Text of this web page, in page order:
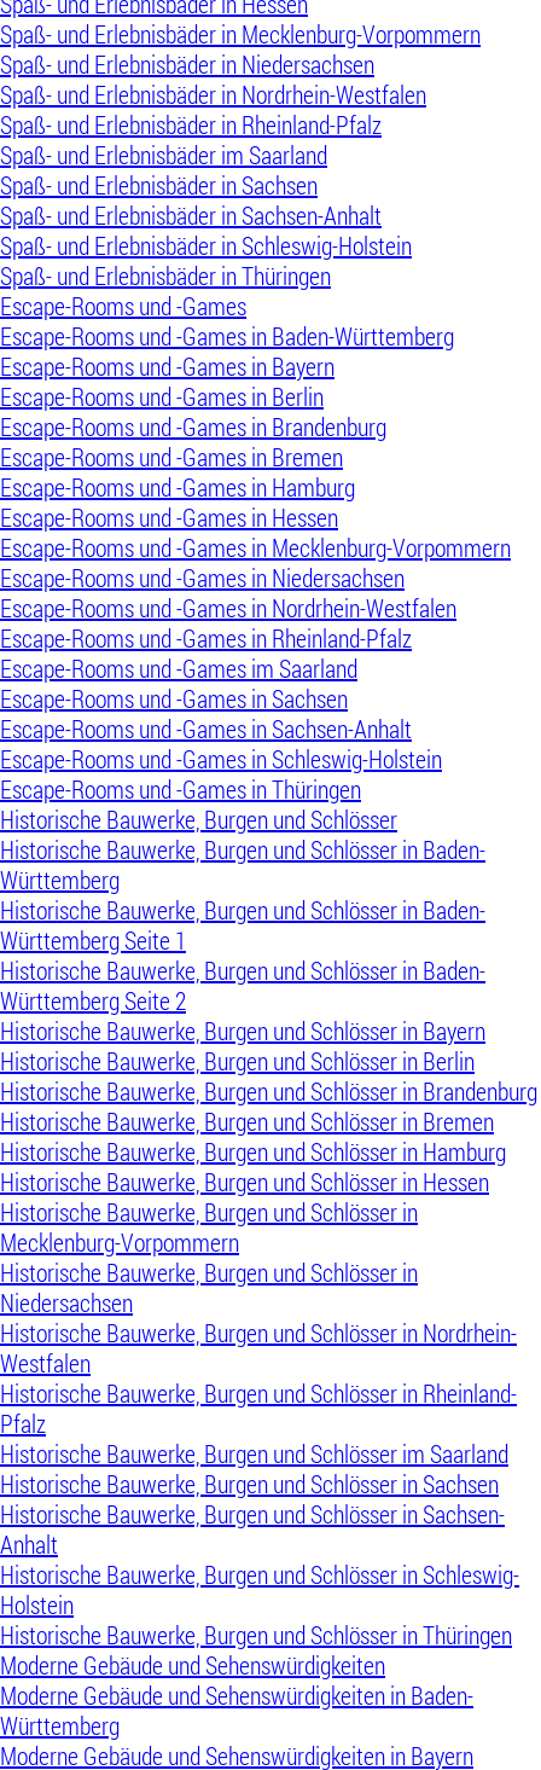
Spaß- und Erlebnisbäder in Mecklenburg-Vorpommern
Spaß- und Erlebnisbäder in Niedersachsen
Spaß- und Erlebnisbäder in Nordrhein-Westfalen
Spaß- und Erlebnisbäder in Rheinland-Pfalz
Spaß- und Erlebnisbäder im Saarland
Spaß- und Erlebnisbäder in Sachsen
Spaß- und Erlebnisbäder in Sachsen-Anhalt
Spaß- und Erlebnisbäder in Schleswig-Holstein
Spaß- und Erlebnisbäder in Thüringen
Escape-Rooms und -Games
Escape-Rooms und -Games in Baden-Württemberg
Escape-Rooms und -Games in Bayern
Escape-Rooms und -Games in Berlin
Escape-Rooms und -Games in Brandenburg
Escape-Rooms und -Games in Bremen
Escape-Rooms und -Games in Hamburg
Escape-Rooms und -Games in Hessen
Escape-Rooms und -Games in Mecklenburg-Vorpommern
Escape-Rooms und -Games in Niedersachsen
Escape-Rooms und -Games in Nordrhein-Westfalen
Escape-Rooms und -Games in Rheinland-Pfalz
Escape-Rooms und -Games im Saarland
Escape-Rooms und -Games in Sachsen
Escape-Rooms und -Games in Sachsen-Anhalt
Escape-Rooms und -Games in Schleswig-Holstein
Escape-Rooms und -Games in Thüringen
Historische Bauwerke, Burgen und Schlösser
Historische Bauwerke, Burgen und Schlösser in Baden-
Württemberg
Historische Bauwerke, Burgen und Schlösser in Baden-
Württemberg Seite 1
Historische Bauwerke, Burgen und Schlösser in Baden-
Württemberg Seite 2
Historische Bauwerke, Burgen und Schlösser in Bayern
Historische Bauwerke, Burgen und Schlösser in Berlin
Historische Bauwerke, Burgen und Schlösser in Brandenburg
Historische Bauwerke, Burgen und Schlösser in Bremen
Historische Bauwerke, Burgen und Schlösser in Hamburg
Historische Bauwerke, Burgen und Schlösser in Hessen
Historische Bauwerke, Burgen und Schlösser in
Mecklenburg-Vorpommern
Historische Bauwerke, Burgen und Schlösser in
Niedersachsen
Historische Bauwerke, Burgen und Schlösser in Nordrhein-
Westfalen
Historische Bauwerke, Burgen und Schlösser in Rheinland-
Pfalz
Historische Bauwerke, Burgen und Schlösser im Saarland
Historische Bauwerke, Burgen und Schlösser in Sachsen
Historische Bauwerke, Burgen und Schlösser in Sachsen-
Anhalt
Historische Bauwerke, Burgen und Schlösser in Schleswig-
Holstein
Historische Bauwerke, Burgen und Schlösser in Thüringen
Moderne Gebäude und Sehenswürdigkeiten
Moderne Gebäude und Sehenswürdigkeiten in Baden-
Württemberg
Moderne Gebäude und Sehenswürdigkeiten in Bayern